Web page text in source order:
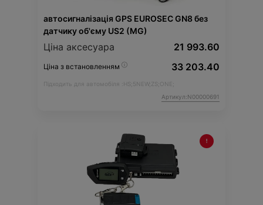
автосигналізація GPS EUROSEC GN8 без
датчику об'єму US2 (MG)
Ціна аксесуара 21 993.60
Ціна з встановленням 33 203.40
Підходить для автомобіля :HS;5NEW; ZS;ONE;
Артикул:N00000691